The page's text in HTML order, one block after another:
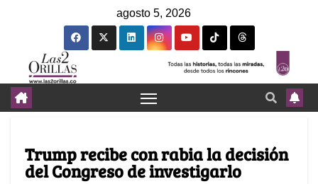
agosto 5, 2026
Trump recibe con rabia la decisión
del Congreso de investigarlo